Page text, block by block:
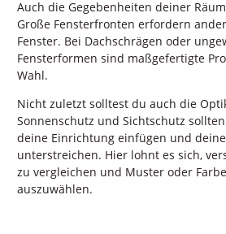
Auch die Gegebenheiten deiner
Große Fensterfronten erfordern
Fenster. Bei Dachschrägen oder
Fensterformen sind maßgefertigte
Wahl.
Nicht zuletzt solltest du auch die
Sonnenschutz und Sichtschutz
deine Einrichtung einfügen und
unterstreichen. Hier lohnt es sich,
zu vergleichen und Muster oder
auszuwählen.